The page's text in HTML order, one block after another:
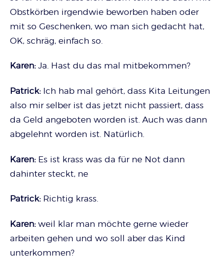
Obstkörben irgendwie beworben haben oder
mit so Geschenken, wo man sich gedacht hat,
OK, schräg, einfach so.
Karen: Ja. Hast du das mal mitbekommen?
Patrick: Ich hab mal gehört, dass Kita Leitungen
also mir selber ist das jetzt nicht passiert, dass
da Geld angeboten worden ist. Auch was dann
abgelehnt worden ist. Natürlich.
Karen: Es ist krass was da für ne Not dann
dahinter steckt, ne
Patrick: Richtig krass.
Karen: weil klar man möchte gerne wieder
arbeiten gehen und wo soll aber das Kind
unterkommen?